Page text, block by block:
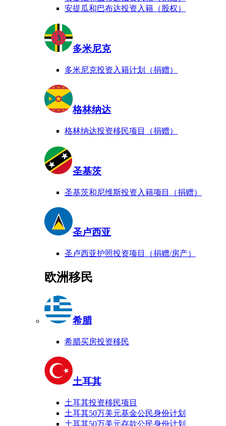
安提瓜和巴布达投资入籍（股权）
多米尼克
多米尼克投资入籍计划（捐赠）
格林纳达
格林纳达投资移民项目（捐赠）
圣基茨
圣基茨和尼维斯投资入籍项目（捐赠）
圣卢西亚
圣卢西亚护照投资项目（捐赠/房产）
欧洲移民
希腊
希腊买房投资移民
土耳其
土耳其投资移民项目
土耳其50万美元基金公民身份计划
土耳其50万美元存款公民身份计划